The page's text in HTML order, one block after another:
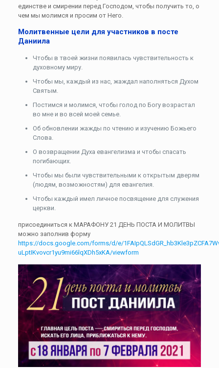
единстве и смирении перед Господом, чтобы получить то, о
чем мы молимся и просим от Него.
Молитвенные цели для участников в посте
Даниила
Чтобы в твоей жизни появилась чувствительность к
духовному миру.
Чтобы мы, каждый из нас, жаждал наполняться Духом
Святым.
Постимся и молимся, чтобы голод по Богу возрастал
во мне и во всей моей семье.
Об обновлении жажды по чтению и изучению Божьего
Слова.
О возвращении Духа евангелизма и чтобы спасать
погибающих.
Чтобы мы были чувствительными к открытым дверям
(людям, возможностям) для евангелия.
Чтобы каждый имел личное посвящение для служения
церкви.
присоединиться к МАРАФОНУ 21 ДЕНЬ ПОСТА И МОЛИТВЫ
можно заполнив форму
https://docs.google.com/forms/d/e/
uLptIKvovcr1yu9mi66lqXDh5xKA/viewform